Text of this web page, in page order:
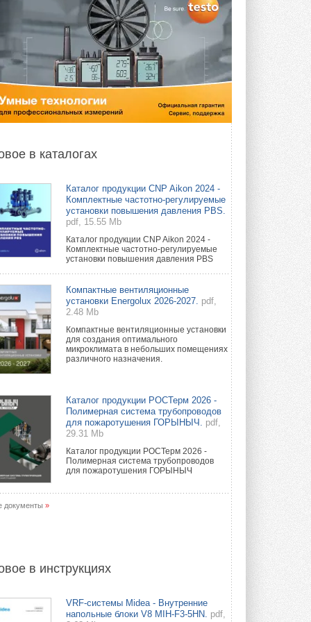
в каталогах
Каталог продукции CNP Aikon 2024 -
Комплектные частотно-регулируемые
установки повышения давления PBS.
pdf, 15.55 Mb
Каталог продукции CNP Aikon 2024 -
Комплектные частотно-регулируемые
установки повышения давления PBS
Компактные вентиляционные
установки Energolux 2026-2027. pdf,
2.48 Mb
Компактные вентиляционные установки
для создания оптимального
микроклимата в небольших помещениях
различного назначения.
Каталог продукции РОСТерм 2026 -
Полимерная система трубопроводов
для пожаротушения ГОРЫНЫЧ.
pdf,
29.31 Mb
Каталог продукции РОСТерм 2026 -
Полимерная система трубопроводов
для пожаротушения ГОРЫНЫЧ
документы »
в инструкциях
VRF-системы Midea - Внутренние
напольные блоки V8 MIH-F3-5HN. pdf,